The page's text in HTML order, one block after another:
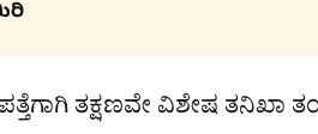
ತಕ್ಷಣವೇ ವಿಶೇಷ ತನಿಖಾ